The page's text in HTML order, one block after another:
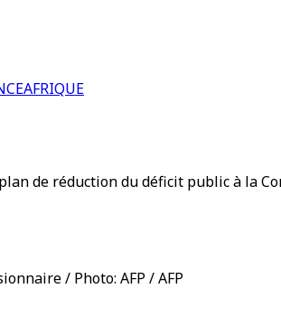
AFRIQUE
de réduction du déficit public à la
/ Photo: AFP / AFP